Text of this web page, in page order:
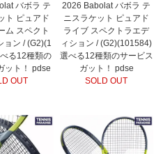
バボラ テ
ト ピュアド
ム スペクト
ョン / (G2)(1
る12種類の
ット！ pdse
OUT
2026 Babolat バボラ テ
ニスラケット ピュアド
ライブ スペクトラエデ
ィション / (G2)(101584)
選べる12種類のサービス
ガット！ pdse
SOLD OUT